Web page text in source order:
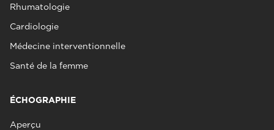
Rhumatologie
Cardiologie
Médecine interventionnelle
Santé de la femme
ÉCHOGRAPHIE
Aperçu